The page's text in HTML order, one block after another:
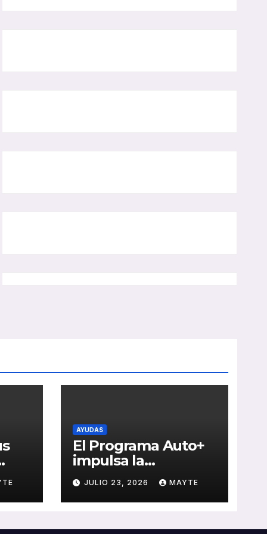
AYUDAS
El Programa Auto+
impulsa la
renovación de flotas
con ayudas a
vehículos eléctricos
JULIO 23, 2026 MAYTE